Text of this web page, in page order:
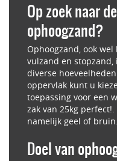
Op zoek naar
ophoogzand?
Ophoogzand, ook
vulzand en
diverse
oppervlak kunt u
toepassing voor een
zak van 25kg
namelijk geel of bruin.
Doel van